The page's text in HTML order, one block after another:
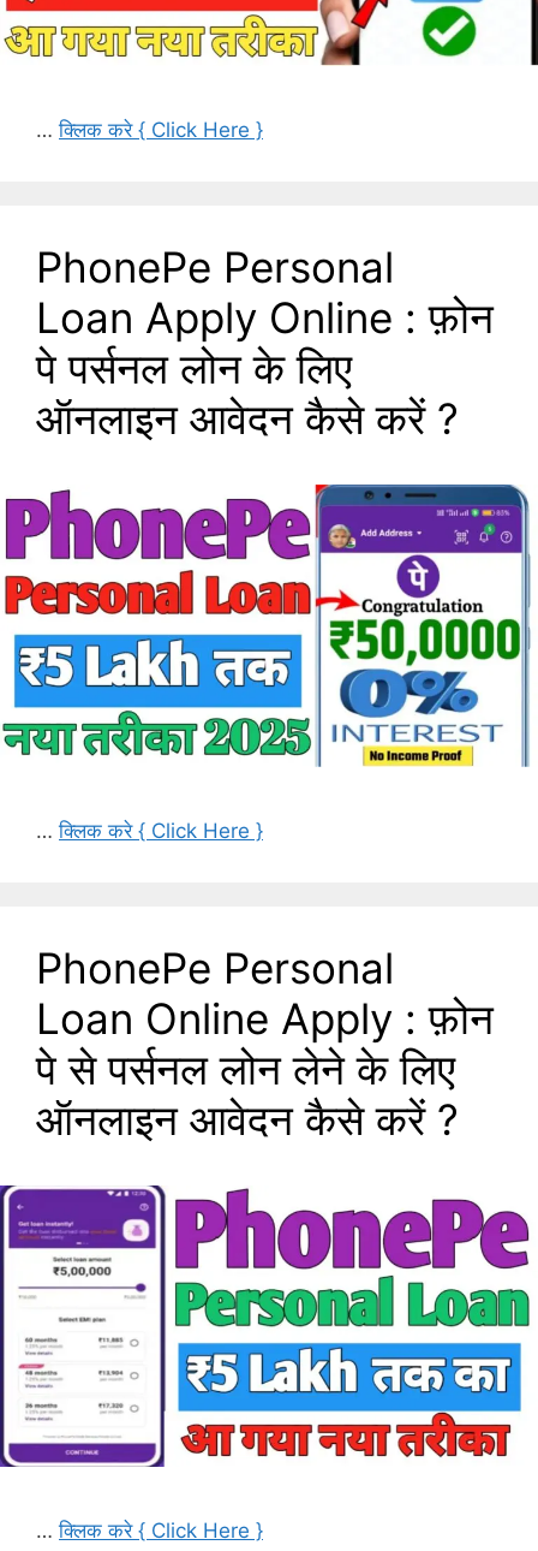
…क्लिक करे { Click Here }
PhonePe Personal
Loan Apply Online : फ़ोन
पे पर्सनल लोन के लिए
ऑनलाइन आवेदन कैसे करें ?
…क्लिक करे { Click Here }
PhonePe Personal
Loan Online Apply : फ़ोन
पे से पर्सनल लोन लेने के लिए
ऑनलाइन आवेदन कैसे करें ?
…क्लिक करे { Click Here }